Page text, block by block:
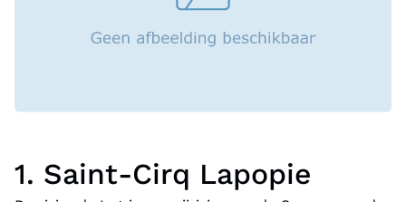
1. Saint-Cirq Lapopie